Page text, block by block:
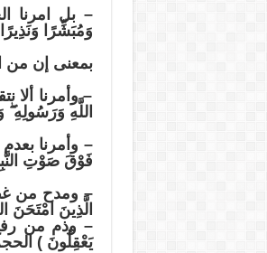
– بل امرنا
وَمُبَشِّرًا
بمعنى إن من
– وأمرنا ألا
اللَّهِ وَرَسُولِهِ
– وأمرنا
فَوْقَ صَوْتِ
– ومدح من
الَّذِينَ امْتَحَنَ
– وذم من
يَعْقِلُونَ )